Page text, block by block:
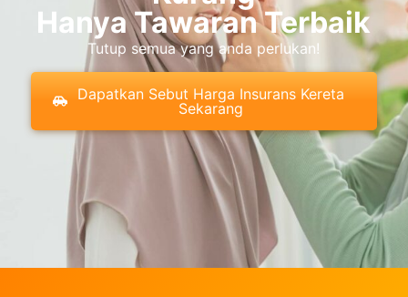
Hanya Tawaran Terbaik
Tutup semua yang anda perlukan!
Dapatkan Sebut Harga Insurans Kereta
Sekarang